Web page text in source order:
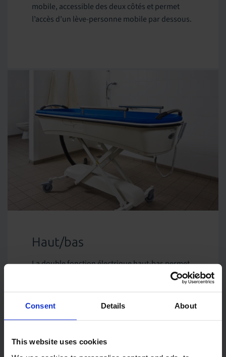
Consent Details About
This website uses cookies
mobile, accessible des deux côtés et permet
l’accès d’un lève-personne mobile par dessous.
Haut/bas
La double fonction électrique haut-bas permet,
d’une part, au soignant d’amener le patient à la
rendre le brancard de douche profond, peu